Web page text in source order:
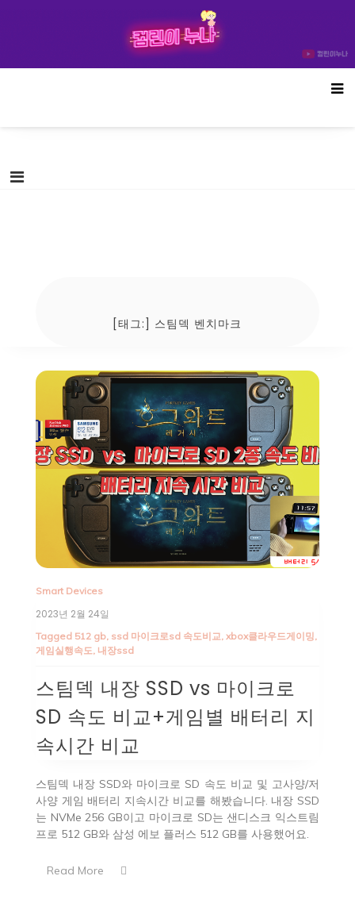
[태그:] 스팀덱 벤치마크
Smart Devices
2023년 2월 24일
Tagged 512 gb, ssd 마이크로sd 속도비교, xbox클라우드게이밍,
게임실행속도, 내장ssd
스팀덱 내장 SSD vs 마이크로
SD 속도 비교+게임별 배터리 지
속시간 비교
스팀덱 내장 SSD와 마이크로 SD 속도 비교 및 고사양/저
사양 게임 배터리 지속시간 비교를 해봤습니다. 내장 SSD
는 NVMe 256 GB이고 마이크로 SD는 샌디스크 익스트림
프로 512 GB와 삼성 에보 플러스 512 GB를 사용했어요.
Read More